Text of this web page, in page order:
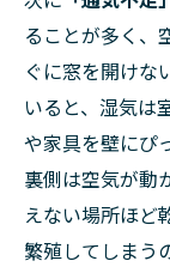
ることが多く、
ぐに窓を開けな
いると、湿気は
や家具を壁にぴ
裏側は空気が動
えない場所ほど
繁殖してしまう